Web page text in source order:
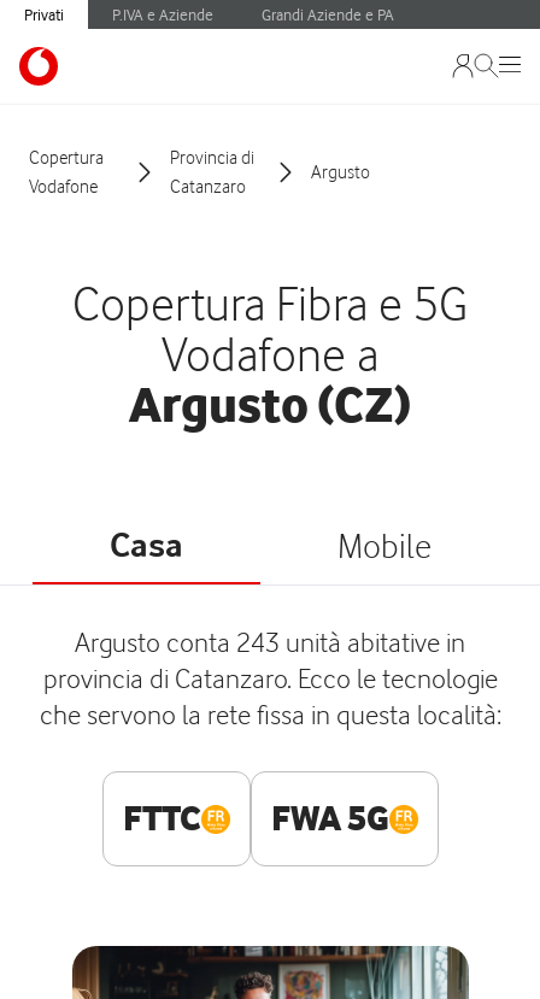
Privati P.IVA e Aziende Grandi Aziende e PA
Copertura
Vodafone
Provincia di
Catanzaro
Argusto
Copertura Fibra e 5G
Vodafone a
Argusto (CZ)
Casa Mobile
Argusto conta 243 unità abitative in
provincia di Catanzaro. Ecco le tecnologie
che servono la rete fissa in questa località:
FTTC FWA 5G